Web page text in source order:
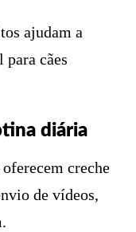
ajudam a
cães
diária
creche
de vídeos,